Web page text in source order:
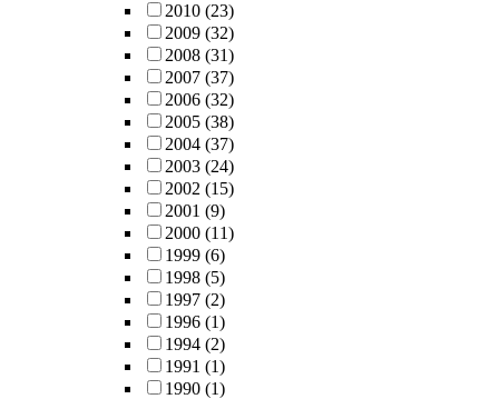
2010 (23)
2009 (32)
2008 (31)
2007 (37)
2006 (32)
2005 (38)
2004 (37)
2003 (24)
2002 (15)
2001 (9)
2000 (11)
1999 (6)
1998 (5)
1997 (2)
1996 (1)
1994 (2)
1991 (1)
1990 (1)